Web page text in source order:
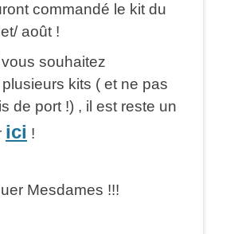
commandé le kit du
août !
souhaitez
kits ( et ne pas
de port !) , il est reste un
ici !
Mesdames !!!